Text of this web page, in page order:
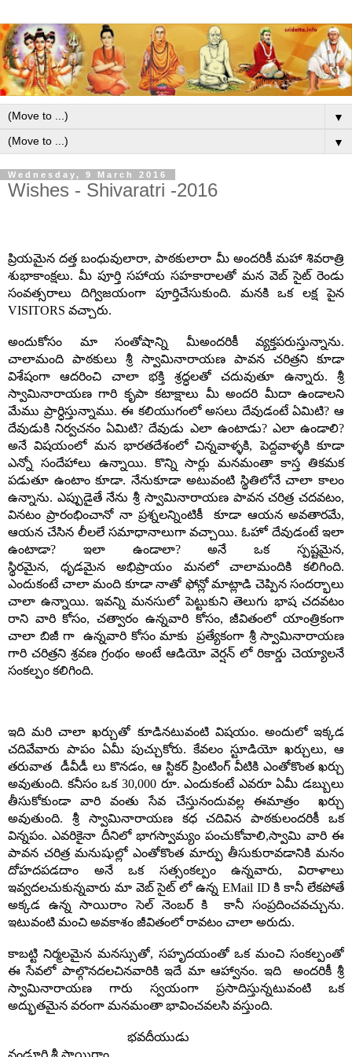
▼
▼
Wednesday, 9 March 2016
Wishes - Shivaratri -2016
ప్రియమైన దత్త బంధువులారా,పాఠకులారా మీ అందరికీ మహా శివరాత్రి
శుభాకాంక్షలు. మీ పూర్తి సహాయ సహకారాలతో మన వెబ్ సైట్ రెండు
సంవత్సరాలు
దిగ్విజయంగా పూర్తిచేసుకుంది. మనకి ఒక లక్ష
పైన
VISITORS వచ్చారు.
అందుకోసం మా సంతోషాన్ని మీఅందరికీ వ్యక్తపరుస్తున్నాను.
చాలామంది
పాఠకులు శ్రీ స్వామినారాయణ పావన చరిత్రని
కూడా
విశేషంగా
ఆదరించి చాలా భక్తి శ్రద్ధలతో చదువుతూ ఉన్నారు.శ్రీ
స్వామినారాయణ గారి కృపా కటాక్షాలు మీ అందరి మీదా ఉండాలని
మేము ప్రార్ధిస్తున్నాము.ఈ కలియుగంలో అసలు దేవుడంటే ఏమిటి?ఆ
దేవుడుకి నిర్వచనం ఏమిటి?దేవుడు ఎలా ఉంటాడు? ఎలా ఉండాలి?
అనే విషయంలో మన భారతదేశంలో చిన్నవాళ్ళకి,పెద్దవాళ్ళకి కూడా
ఎన్నో
సందేహాలు ఉన్నాయి. కొన్ని సార్లు మనమంతా కాస్త తికమక
పడుతూ ఉంటాం కూడా.నేనుకూడా అటువంటి స్థితిలోనే చాలా కాలం
ఉన్నాను. ఎప్పుడైతే నేను శ్రీ స్వామినారాయణ పావన చరిత్ర చదవటం,
వినటం ప్రారంభించానో నా ప్రశ్నలన్నింటికీ కూడా ఆయన అవతారమే,
ఆయన చేసిన లీలలే సమాధానాలుగా వచ్చాయి.ఓహో దేవుడంటే ఇలా
ఉంటాడా? ఇలా ఉండాలా?అనే ఒక స్పష్టమైన,
స్థిరమైన, ధృడమైన అభిప్రాయం మనలో చాలామందికి కలిగింది.
ఎందుకంటే చాలా మంది కూడా నాతో ఫోన్లో మాట్లాడి చెప్పిన సందర్భాలు
చాలా ఉన్నాయి. ఇవన్ని మనసులో పెట్టుకుని తెలుగు భాష చదవటం
రాని వారి కోసం,చత్వారం ఉన్నవారి కోసం,జీవితంలో యాంత్రికంగా
చాలా బిజీ గా ఉన్నవారి కోసం మాకు ప్రత్యేకంగా శ్రీ స్వామినారాయణ
గారి చరిత్రని శ్రవణ గ్రంథం అంటే ఆడియో వెర్షన్ లో రికార్డు చెయ్యాలనే
సంకల్పం కలిగింది.
ఇది మరి చాలా ఖర్చుతో కూడినటువంటి విషయం. అందులో ఇక్కడ
చదివేవారు పాపం ఏమీ పుచ్చుకోరు. కేవలం స్టూడియో ఖర్చులు, ఆ
తరువాత
డీవీడీ లు కొనడం, ఆ స్టికర్ ప్రింటింగ్ వీటికి ఎంతోకొంత ఖర్చు
అవుతుంది. కనీసం ఒక30,000 రూ.ఎందుకంటే ఎవరూ ఏమీ డబ్బులు
తీసుకోకుండా
వారి వంతు సేవ చేస్తునందువల్ల ఈమాత్రం
ఖర్చు
అవుతుంది. శ్రీ స్వామినారాయణ కధ చదివిన పాఠకులందరికీ
ఒక
విన్నపం.ఎవరికైనా దీనిలో భాగస్వామ్యం పంచుకోవాలి,స్వామి వారి ఈ
పావన చరిత్ర మనుషుల్లో ఎంతోకొంత మార్పు తీసుకురావడానికి మనం
దోహదపడదాం
అనే ఒక సత్సంకల్పం ఉన్నవారు,విరాళాలు
ఇవ్వదలచుకున్నవారు మా వెబ్ సైట్ లో ఉన్న EMail IDకి కానీ లేకపోతే
అక్కడ
ఉన్న సాయిరాం సెల్ నెంబర్ కి కానీ సంప్రదించవచ్చును.
ఇటువంటి మంచి అవకాశం జీవితంలో రావటం చాలా అరుదు.
కాబట్టి నిర్మలమైన మనస్సుతో, సహృదయంతో ఒక మంచి సంకల్పంతో
ఈ సేవలో పాల్గొనదలచినవారికి ఇదే మా ఆహ్వానం. ఇది అందరికీ శ్రీ
స్వామినారాయణ
గారు స్వయంగా ప్రసాదిస్తున్నటువంటి
ఒక
అద్భుతమైన వరంగా మనమంతా భావించవలసి వస్తుంది.
భవదీయుడు
నండూరి శ్రీ సాయిరాం